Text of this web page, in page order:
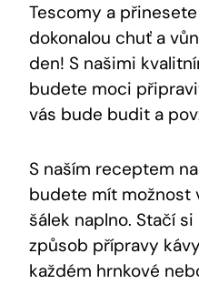
Tescomy a
dokonalou chuť a
den! S našimi
budete moci
vás bude budit a
S naším receptem
budete mít možnost
šálek naplno. Stačí
způsob přípravy
každém hrnkové